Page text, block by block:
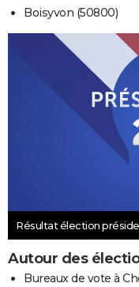
Boisyvon (50800)
Résultat élection
Autour des
Bureaux de vote à